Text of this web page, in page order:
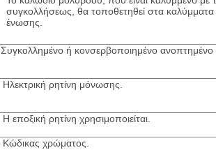
συγκολλήσεως, θα τοποθετηθεί στα καλύμματα
ένωσης.
Συγκολλημένο ή κονσερβοποιημένο ανοπτημένο
Ηλεκτρική ρητίνη μόνωσης.
Η εποξική ρητίνη χρησιμοποιείται.
Κώδικας χρώματος.